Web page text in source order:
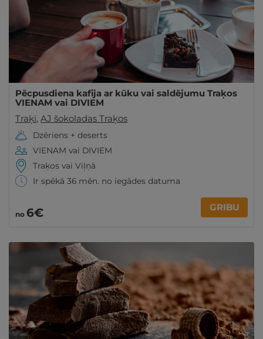
Pēcpusdiena kafija ar kūku vai saldējumu Traķos
VIENAM vai DIVIEM
Traķi, AJ šokoladas Traķos
Dzēriens + deserts
VIENAM vai DIVIEM
Traķos vai Viļņā
Ir spēkā 36 mēn. no iegādes datuma
no 6€ GRIBU